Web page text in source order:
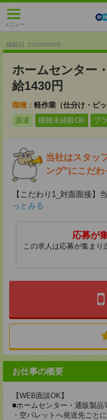
メニュー
掲載日 :2026/08/05
ホームセンター
給1430円
職種： 軽作業（仕分け・ピ
派遣
職種未経験OK ブ
当社はスタッ
ング"にこだわ
【こだわり1_対面面接】
っとみる
応募が
この求人は応募が集まり
お仕事の概要
【WEB面談OK】
■ホームセンター・通販製品
・空パレットへ発送先ごと